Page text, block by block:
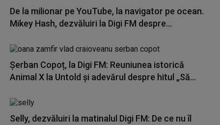
De la milionar pe YouTube, la navigator pe ocean.
Mikey Hash, dezvăluiri la Digi FM despre...
Șerban Copoț, la Digi FM: Reuniunea istorică
Animal X la Untold și adevărul despre hitul „Să...
Selly, dezvăluiri la matinalul Digi FM: De ce nu îl